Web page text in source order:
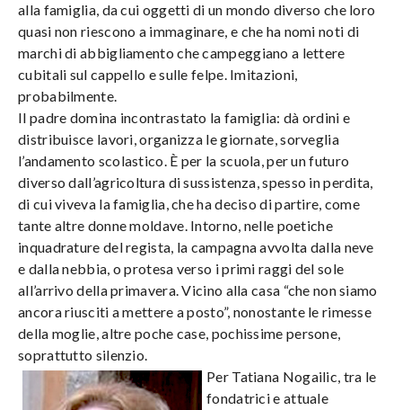
alla famiglia, da cui oggetti di un mondo diverso che loro
quasi non riescono a immaginare, e che ha nomi noti di
marchi di abbigliamento che campeggiano a lettere
cubitali sul cappello e sulle felpe. Imitazioni,
probabilmente.
Il padre domina incontrastato la famiglia: dà ordini e
distribuisce lavori, organizza le giornate, sorveglia
l’andamento scolastico. È per la scuola, per un futuro
diverso dall’agricoltura di sussistenza, spesso in perdita,
di cui viveva la famiglia, che ha deciso di partire, come
tante altre donne moldave. Intorno, nelle poetiche
inquadrature del regista, la campagna avvolta dalla neve
e dalla nebbia, o protesa verso i primi raggi del sole
all’arrivo della primavera. Vicino alla casa “che non siamo
ancora riusciti a mettere a posto”, nonostante le rimesse
della moglie, altre poche case, pochissime persone,
soprattutto silenzio.
Per Tatiana Nogailic, tra le
fondatrici e attuale